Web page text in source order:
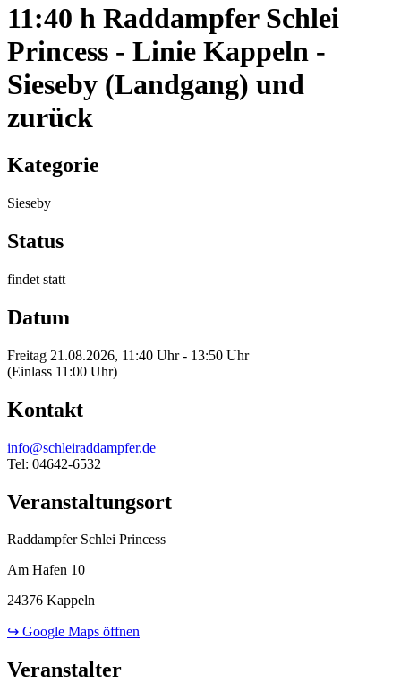
11:40 h Raddampfer Schlei
Princess - Linie Kappeln -
Sieseby (Landgang) und
zurück
Kategorie
Sieseby
Status
findet statt
Datum
Freitag 21.08.2026, 11:40 Uhr - 13:50 Uhr
(Einlass 11:00 Uhr)
Kontakt
info@schleiraddampfer.de
Tel: 04642-6532
Veranstaltungsort
Raddampfer Schlei Princess
Am Hafen 10
24376 Kappeln
↪ Google Maps öffnen
Veranstalter